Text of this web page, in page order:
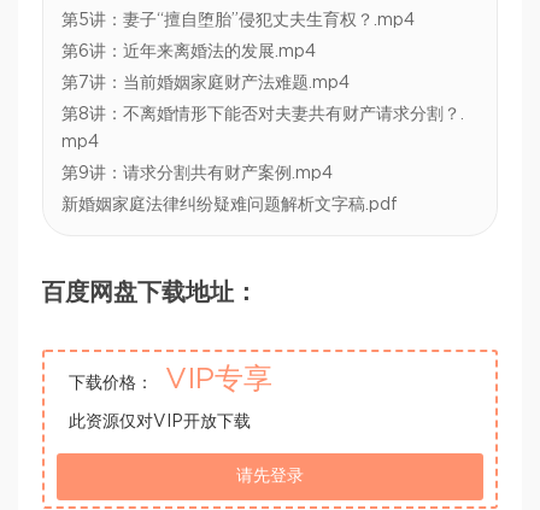
第5讲：妻子“擅自堕胎”侵犯丈夫生育权？.mp4
第6讲：近年来离婚法的发展.mp4
第7讲：当前婚姻家庭财产法难题.mp4
第8讲：不离婚情形下能否对夫妻共有财产请求分割？.
mp4
第9讲：请求分割共有财产案例.mp4
新婚姻家庭法律纠纷疑难问题解析文字稿.pdf
百度网盘下载地址：
下载价格： VIP专享
此资源仅对VIP开放下载
请先登录